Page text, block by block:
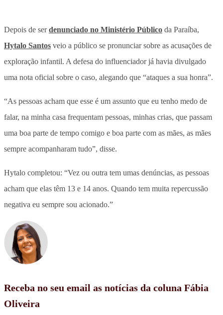
Depois de serdenunciado no Ministério Público da Paraíba,
Hytalo Santos veio a público se pronunciar sobre as acusações de
exploração infantil. A defesa do influenciador já havia divulgado
uma nota oficial sobre o caso, alegando que “ataques a sua honra”.
“As pessoas acham que esse é um assunto que eu tenho medo de
falar, na minha casa frequentam pessoas, minhas crias, que passam
uma boa parte de tempo comigo e boa parte com as mães, as mães
sempre acompanharam tudo”, disse.
Hytalo completou: “Vez ou outra tem umas denúncias, as pessoas
acham que elas têm 13 e 14 anos. Quando tem muita repercussão
negativa eu sempre sou acionado.”
Receba no seu email as notícias da coluna Fábia
Oliveira